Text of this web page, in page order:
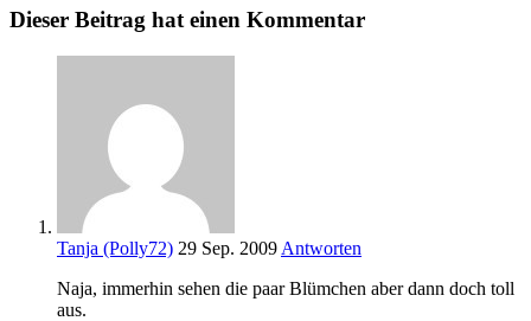
Dieser Beitrag hat einen Kommentar
Tanja (Polly72) 29 Sep. 2009 Antworten
Naja, immerhin sehen die paar Blümchen aber dann doch toll
aus.